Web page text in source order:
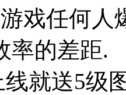
戏任何人
率的差距.
就送5级